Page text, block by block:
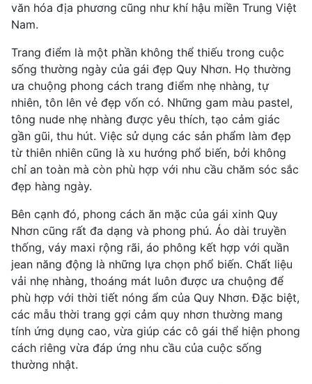
văn hóa địa phương cũng như khí hậu miền Trung Việt
Nam.
Trang điểm là một phần không thể thiếu trong cuộc
sống thường ngày của gái đẹp Quy Nhơn. Họ thường
ưa chuộng phong cách trang điểm nhẹ nhàng, tự
nhiên, tôn lên vẻ đẹp vốn có. Những gam màu pastel,
tông nude nhẹ nhàng được yêu thích, tạo cảm giác
gần gũi, thu hút. Việc sử dụng các sản phẩm làm đẹp
từ thiên nhiên cũng là xu hướng phổ biến, bởi không
chỉ an toàn mà còn phù hợp với nhu cầu chăm sóc sắc
đẹp hàng ngày.
Bên cạnh đó, phong cách ăn mặc của gái xinh Quy
Nhơn cũng rất đa dạng và phong phú. Áo dài truyền
thống, váy maxi rộng rãi, áo phông kết hợp với quần
jean năng động là những lựa chọn phổ biến. Chất liệu
vải nhẹ nhàng, thoáng mát luôn được ưa chuộng để
phù hợp với thời tiết nóng ẩm của Quy Nhơn. Đặc biệt,
các mẫu thời trang gợi cảm quy nhơn thường mang
tính ứng dụng cao, vừa giúp các cô gái thể hiện phong
cách riêng vừa đáp ứng nhu cầu của cuộc sống
thường nhật.